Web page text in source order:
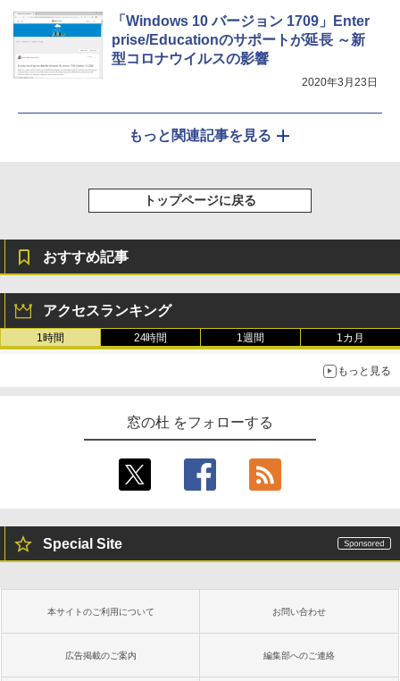
「Windows 10 バージョン 1709」Enter
prise/Educationのサポートが延長 ～新
型コロナウイルスの影響
2020年3月23日
もっと関連記事を見る
トップページに戻る
おすすめ記事
アクセスランキング
1時間 24時間 1週間 1カ月
もっと見る
窓の杜 をフォローする
Special Site
本サイトのご利用について お問い合わせ
広告掲載のご案内 編集部へのご連絡